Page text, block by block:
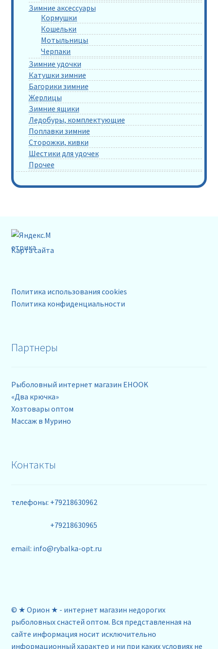
Зимние аксессуары
Кормушки
Кошельки
Мотыльницы
Черпаки
Зимние удочки
Катушки зимние
Багорики зимние
Жерлицы
Зимние ящики
Ледобуры, комплектующие
Поплавки зимние
Сторожки, кивки
Шестики для удочек
Прочее
Карта сайта
Политика использования cookies
Политика конфиденциальности
Партнеры
Рыболовный интернет магазин EHOOK
«Два крючка»
Хозтовары оптом
Массаж в Мурино
Контакты
телефоны: +79218630962
+79218630965
email: info@rybalka-opt.ru
© ★ Орион ★ - интернет магазин недорогих
рыболовных снастей оптом. Вся представленная на
сайте информация носит исключительно
информационный характер и ни при каких условиях не